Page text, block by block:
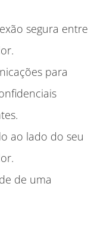
segura entre
para
ao lado do seu
de uma